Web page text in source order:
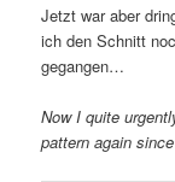
Jetzt war aber
ich den Schnitt
gegangen…
Now I quite
pattern again